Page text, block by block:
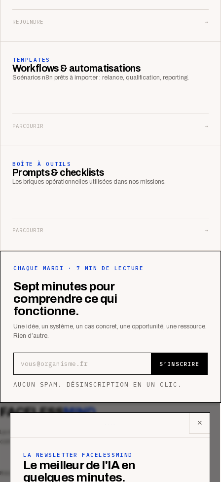
REJOINDRE →
TEMPLATES
Workflows & automatisations
Scénarios n8n prêts à importer : relance, qualification, reporting.
PARCOURIR →
BOÎTE À OUTILS
Prompts & checklists
Les briques opérationnelles utilisées dans nos missions.
PARCOURIR →
CHAQUE MARDI · 7 MIN DE LECTURE
Sept minutes pour
comprendre ce qui
fonctionne.
Une idée, un système, un cas concret, une opportunité, une ressource.
Rien d’autre.
S’INSCRIRE
AUCUN SPAM. DÉSINSCRIPTION EN UN CLIC.
✕
LA NEWSLETTER FACELESSMIND
Le meilleur de l'IA en
quelques minutes.
FACELESSMIND
Le média qui mesurent la performance
commerciale des organismes de formation.
MAGAZINE